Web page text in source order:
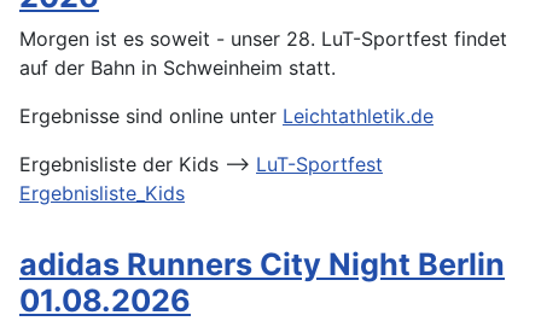
Morgen ist es soweit - unser 28. LuT-Sportfest findet
auf der Bahn in Schweinheim statt.
Ergebnisse sind online unter Leichtathletik.de
Ergebnisliste der Kids --> LuT-Sportfest
Ergebnisliste_Kids
adidas Runners City Night Berlin
01.08.2026